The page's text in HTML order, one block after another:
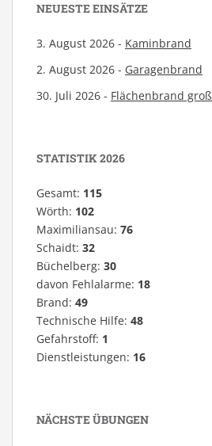
NEUESTE EINSÄTZE
3. August 2026 - Kaminbrand
2. August 2026 - Garagenbrand
30. Juli 2026 - Flächenbrand groß
STATISTIK 2026
Gesamt: 115
Wörth: 102
Maximiliansau: 76
Schaidt: 32
Büchelberg: 30
davon Fehlalarme: 18
Brand: 49
Technische Hilfe: 48
Gefahrstoff: 1
Dienstleistungen: 16
NÄCHSTE ÜBUNGEN